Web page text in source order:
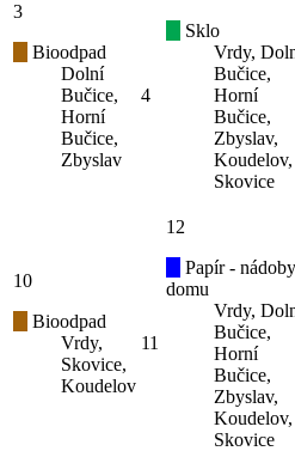
3
Bioodpad
Dolní
Bučice,
Horní
Bučice,
Zbyslav
4
Sklo
Vrdy,
Bučice,
Horní
Bučice,
Zbyslav,
Koudelov,
Skovice
10
Bioodpad
Vrdy,
Skovice,
Koudelov
11
12
Papír -
domu
Vrdy,
Bučice,
Horní
Bučice,
Zbyslav,
Koudelov,
Skovice